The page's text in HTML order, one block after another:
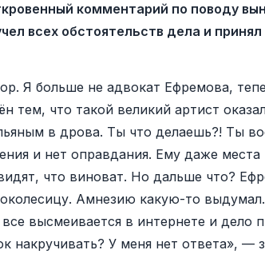
комментарий по поводу
всех обстоятельств дела и
Я больше не адвокат Ефремова,
тем, что такой великий артист
в дрова. Ты что делаешь?! Ты
и нет оправдания. Ему даже
что виноват. Но дальше что?
Амнезию какую-то
высмеивается в интернете и дело
накручивать? У меня нет ответа», —